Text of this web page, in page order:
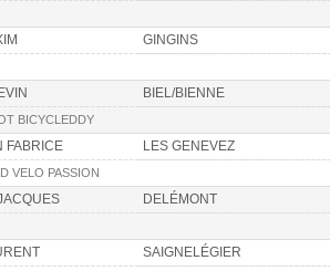
GINGINS
BIEL/BIENNE
BICYCLEDDY
FABRICE LES GENEVEZ
VELO PASSION
DELÉMONT
SAIGNELÉGIER